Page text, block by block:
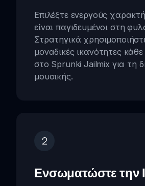
Επιλέξτε ενεργούς
είναι παγιδευμένοι στη
Στρατηγικά
μοναδικές ικανότητες
στο Sprunki Jailmix για τη
μουσικής.
2
Ενσωματώστε την